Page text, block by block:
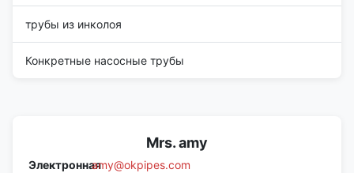
трубы из инколоя
Конкретные насосные трубы
Mrs. amy
Электроннаяamy@okpipes.com